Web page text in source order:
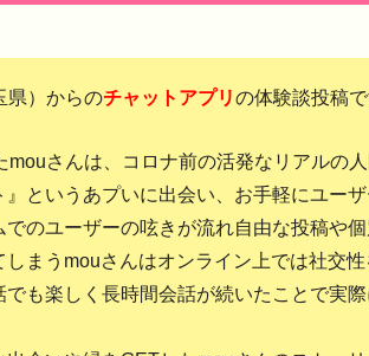
県）からのチャットアプリの体験談投稿で
さんは、コロナ前の活発なリアルの
というあプいに出会い、お手軽にユー
のユーザーの呟きが流れ自由な投稿や個
まうmouさんはオンライン上では社交
も楽しく長時間会話が続いたことで実